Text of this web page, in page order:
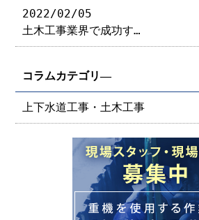
2022/02/05
土木工事業界で成功す…
コラムカテゴリ―
上下水道工事・土木工事